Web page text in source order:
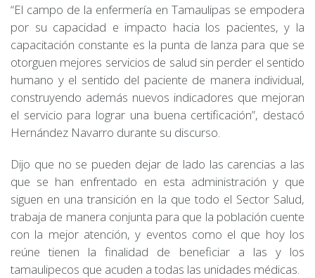
“El campo de la enfermería en Tamaulipas se empodera
por su capacidad e impacto hacia los pacientes, y la
capacitación constante es la punta de lanza para que se
otorguen mejores servicios de salud sin perder el sentido
humano y el sentido del paciente de manera individual,
construyendo además nuevos indicadores que mejoran
el servicio para lograr una buena certificación”, destacó
Hernández Navarro durante su discurso.
Dijo que no se pueden dejar de lado las carencias a las
que se han enfrentado en esta administración y que
siguen en una transición en la que todo el Sector Salud,
trabaja de manera conjunta para que la población cuente
con la mejor atención, y eventos como el que hoy los
reúne tienen la finalidad de beneficiar a las y los
tamaulipecos que acuden a todas las unidades médicas.